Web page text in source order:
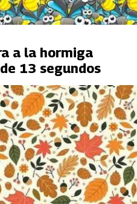
a la hormiga
13 segundos